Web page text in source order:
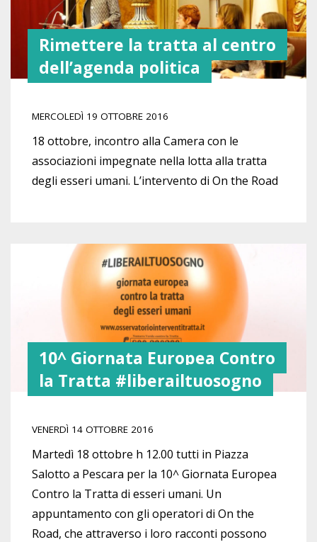
Rimettere la tratta al centro
dell’agenda politica
MERCOLEDÌ 19 OTTOBRE 2016
18 ottobre, incontro alla Camera con le
associazioni impegnate nella lotta alla tratta
degli esseri umani. L’intervento di On the Road
10^ Giornata Europea Contro
la Tratta #liberailtuosogno
VENERDÌ 14 OTTOBRE 2016
Martedì 18 ottobre h 12.00 tutti in Piazza
Salotto a Pescara per la 10^ Giornata Europea
Contro la Tratta di esseri umani. Un
appuntamento con gli operatori di On the
Road, che attraverso i loro racconti possono